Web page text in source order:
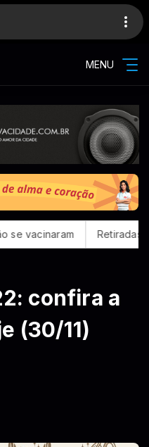
MENU
Retiradas da
confira a
(30/11)